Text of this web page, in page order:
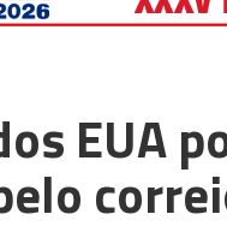
EUA